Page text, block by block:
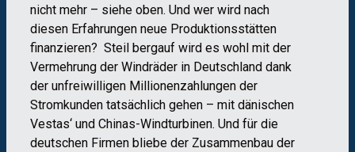
nicht mehr – siehe oben. Und wer wird nach
diesen Erfahrungen neue Produktionsstätten
finanzieren? Steil bergauf wird es wohl mit der
Vermehrung der Windräder in Deutschland dank
der unfreiwilligen Millionenzahlungen der
Stromkunden tatsächlich gehen – mit dänischen
Vestas‘ und Chinas-Windturbinen. Und für die
deutschen Firmen bliebe der Zusammenbau der